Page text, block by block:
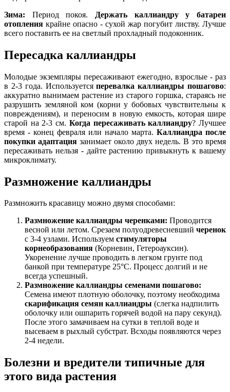
Зима: Период покоя.
Держать каллиандру у батареи
отопления крайне опасно - сухой жар погубит листву. Лучше
всего поставить ее на светлый прохладный подоконник.
Пересадка каллиандры
Молодые экземпляры пересаживают ежегодно, взрослые - раз
в 2-3 года. Используетсяперевалка каллиандры пошагово:
аккуратно вынимаем растение из старого горшка, стараясь не
разрушить земляной ком (корни у бобовых чувствительны к
повреждениям), и переносим в новую емкость, которая шире
старой на 2-3 см. Когда пересаживать каллиандру? Лучшее
время - конец февраля или начало марта. Каллиандра после
покупки адаптация занимает около двух недель. В это время
пересаживать нельзя - дайте растению привыкнуть к вашему
микроклимату.
Размножение каллиандры
Размножить красавицу можно двумя способами:
Размножение каллиандры черенками: Проводится
весной или летом. Срезаем полуодревесневший черенок
с 3-4 узлами. Используем стимуляторы
корнеобразования (Корневин, Гетероауксин).
Укоренение лучше проводить в легком грунте под
банкой при температуре 25°C. Процесс долгий и не
всегда успешный.
Размножение каллиандры семенами пошагово:
Семена имеют плотную оболочку, поэтому необходима
скарификация семян каллиандры (слегка надпилить
оболочку или ошпарить горячей водой на пару секунд).
После этого замачиваем на сутки в теплой воде и
высеваем в рыхлый субстрат. Всходы появляются через
2-4 недели.
Болезни и вредители типичные для
этого вида растения